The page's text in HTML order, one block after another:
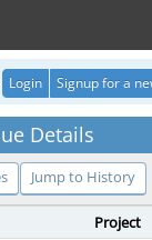
Login Signup for a
Details
Jump to History
Project